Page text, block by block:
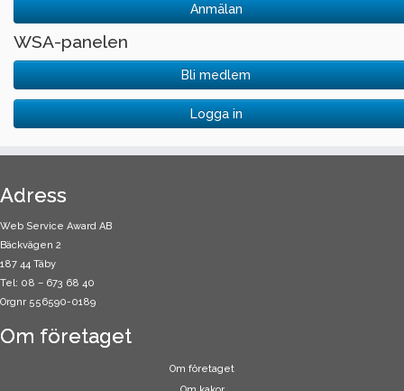
Anmälan
WSA-panelen
Bli medlem
Logga in
Adress
Web Service Award AB
Bäckvägen 2
187 44 Täby
Tel: 08 – 673 68 40
Orgnr 556590-0189
Om företaget
Om företaget